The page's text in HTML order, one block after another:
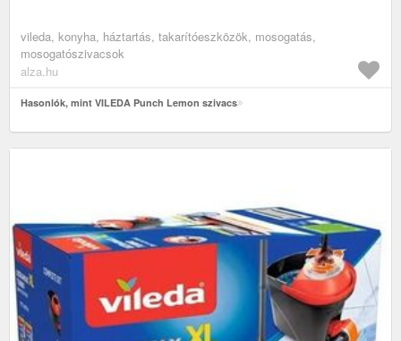
vileda, konyha, háztartás, takarítóeszközök, mosogatás,
mosogatószivacsok
alza.hu
Hasonlók, mint VILEDA Punch Lemon szivacs